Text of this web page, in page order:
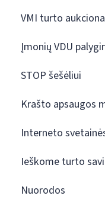
VMI turto
Įmonių VDU
STOP šešėliui
Krašto apsaugos
Interneto
Ieškome turto
Nuorodos